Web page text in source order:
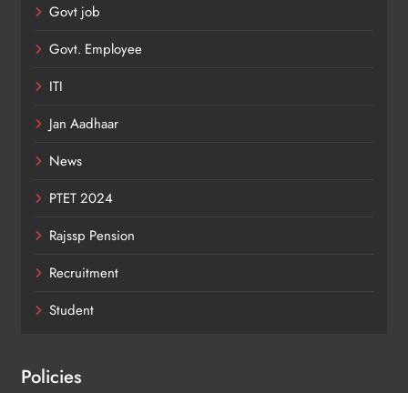
Govt job
Govt. Employee
ITI
Jan Aadhaar
News
PTET 2024
Rajssp Pension
Recruitment
Student
Policies